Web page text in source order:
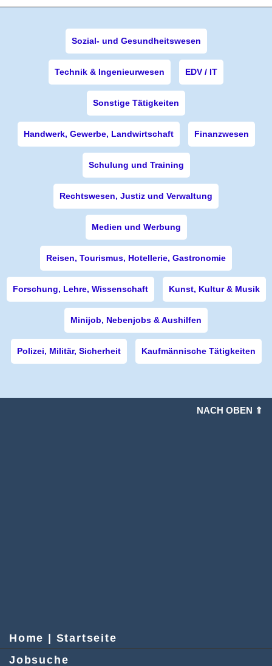
Sozial- und Gesundheitswesen
Technik & Ingenieurwesen EDV / IT
Sonstige Tätigkeiten
Handwerk, Gewerbe, Landwirtschaft Finanzwesen
Schulung und Training
Rechtswesen, Justiz und Verwaltung
Medien und Werbung
Reisen, Tourismus, Hotellerie, Gastronomie
Forschung, Lehre, Wissenschaft Kunst, Kultur & Musik
Minijob, Nebenjobs & Aushilfen
Polizei, Militär, Sicherheit Kaufmännische Tätigkeiten
NACH OBEN ⇑
Home | Startseite
Jobsuche